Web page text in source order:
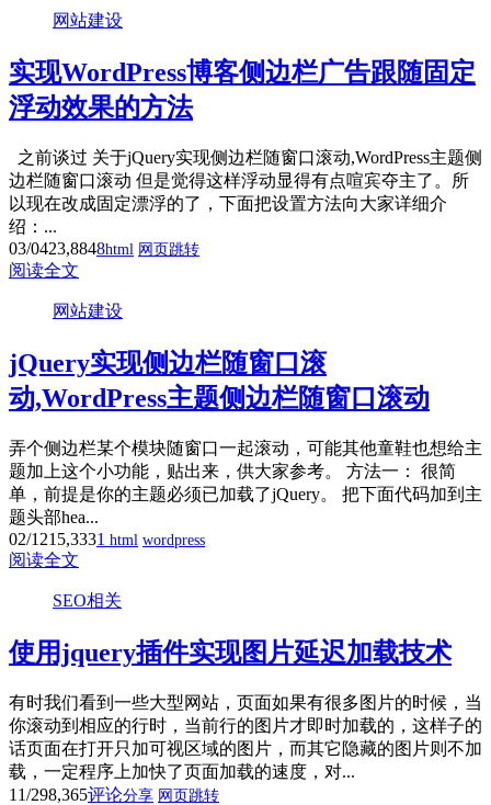
网站建设
实现WordPress博客侧边栏广告跟随固定
浮动效果的方法
之前谈过 关于jQuery实现侧边栏随窗口滚动,WordPress主题侧
边栏随窗口滚动 但是觉得这样浮动显得有点喧宾夺主了。所
以现在改成固定漂浮的了，下面把设置方法向大家详细介
绍：...
03/0423,8848html 网页跳转
阅读全文
网站建设
jQuery实现侧边栏随窗口滚
动,WordPress主题侧边栏随窗口滚动
弄个侧边栏某个模块随窗口一起滚动，可能其他童鞋也想给主
题加上这个小功能，贴出来，供大家参考。 方法一： 很简
单，前提是你的主题必须已加载了jQuery。 把下面代码加到主
题头部hea...
02/1215,3331 html wordpress
阅读全文
SEO相关
使用jquery插件实现图片延迟加载技术
有时我们看到一些大型网站，页面如果有很多图片的时候，当
你滚动到相应的行时，当前行的图片才即时加载的，这样子的
话页面在打开只加可视区域的图片，而其它隐藏的图片则不加
载，一定程序上加快了页面加载的速度，对...
11/298,365评论分享 网页跳转